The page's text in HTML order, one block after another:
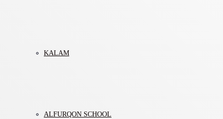
KALAM
ALFURQON SCHOOL